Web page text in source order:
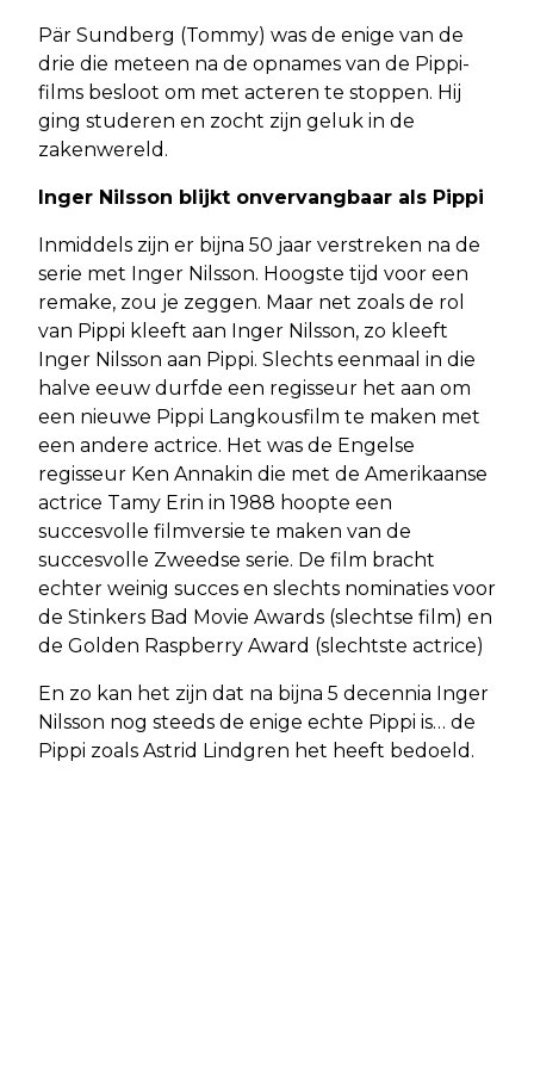
Pär Sundberg (Tommy) was de enige van de
drie die meteen na de opnames van de Pippi-
films besloot om met acteren te stoppen. Hij
ging studeren en zocht zijn geluk in de
zakenwereld.
Inger Nilsson blijkt onvervangbaar als Pippi
Inmiddels zijn er bijna 50 jaar verstreken na de
serie met Inger Nilsson. Hoogste tijd voor een
remake, zou je zeggen. Maar net zoals de rol
van Pippi kleeft aan Inger Nilsson, zo kleeft
Inger Nilsson aan Pippi. Slechts eenmaal in die
halve eeuw durfde een regisseur het aan om
een nieuwe Pippi Langkousfilm te maken met
een andere actrice. Het was de Engelse
regisseur Ken Annakin die met de Amerikaanse
actrice Tamy Erin in 1988 hoopte een
succesvolle filmversie te maken van de
succesvolle Zweedse serie. De film bracht
echter weinig succes en slechts nominaties voor
de Stinkers Bad Movie Awards (slechtse film) en
de Golden Raspberry Award (slechtste actrice)
En zo kan het zijn dat na bijna 5 decennia Inger
Nilsson nog steeds de enige echte Pippi is… de
Pippi zoals Astrid Lindgren het heeft bedoeld.